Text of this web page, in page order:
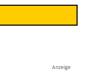
Anzeige